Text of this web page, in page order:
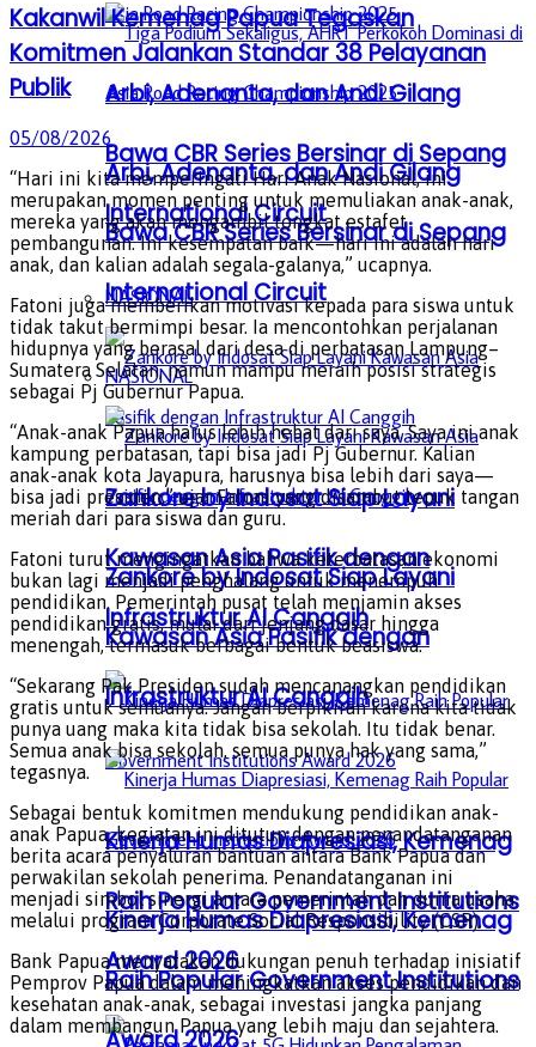
Arbi, Adenanta, dan Andi Gilang
Bawa CBR Series Bersinar di Sepang
International Circuit
NASIONAL
Zankore by Indosat Siap Layani
Kawasan Asia Pasifik dengan
Infrastruktur AI Canggih
Kinerja Humas Diapresiasi, Kemenag
Raih Popular Government Institutions
Award 2026
Arbi, Adenanta, dan Andi Gilang
Bawa CBR Series Bersinar di Sepang
International Circuit
NASIONAL
Zankore by Indosat Siap Layani
Kawasan Asia Pasifik dengan
Infrastruktur AI Canggih
Kinerja Humas Diapresiasi, Kemenag
Raih Popular Government Institutions
Award 2026
Kakanwil Kemenag Papua Tegaskan
Komitmen Jalankan Standar 38 Pelayanan
Publik
05/08/2026
“Hari ini kita memperingati Hari Anak Nasional, ini
merupakan momen penting untuk memuliakan anak-anak,
mereka yang akan mengambil tongkat estafet
pembangunan. Ini kesempatan baik—hari ini adalah hari
anak, dan kalian adalah segala-galanya,” ucapnya.
Fatoni juga memberikan motivasi kepada para siswa untuk
tidak takut bermimpi besar. Ia mencontohkan perjalanan
hidupnya yang berasal dari desa di perbatasan Lampung–
Sumatera Selatan, namun mampu meraih posisi strategis
sebagai Pj Gubernur Papua.
“Anak-anak Papua harus lebih hebat dari saya. Saya ini anak
kampung perbatasan, tapi bisa jadi Pj Gubernur. Kalian
anak-anak kota Jayapura, harusnya bisa lebih dari saya—
bisa jadi presiden,” ujar Fatoni yang disambut tepuk tangan
meriah dari para siswa dan guru.
Fatoni turut mengingatkan bahwa keterbatasan ekonomi
bukan lagi menjadi penghalang untuk menempuh
pendidikan. Pemerintah pusat telah menjamin akses
pendidikan gratis, mulai dari jenjang dasar hingga
menengah, termasuk berbagai bentuk beasiswa.
“Sekarang Pak Presiden sudah mencanangkan pendidikan
gratis untuk semuanya. Jangan berpikiran karena kita tidak
punya uang maka kita tidak bisa sekolah. Itu tidak benar.
Semua anak bisa sekolah, semua punya hak yang sama,”
tegasnya.
Sebagai bentuk komitmen mendukung pendidikan anak-
anak Papua, kegiatan ini ditutup dengan penandatanganan
berita acara penyaluran bantuan antara Bank Papua dan
perwakilan sekolah penerima. Penandatanganan ini
menjadi simbol sinergi antara pemerintah dan dunia usaha
melalui program Corporate Social Responsibility (CSR).
Bank Papua menyatakan dukungan penuh terhadap inisiatif
Pemprov Papua dalam meningkatkan akses pendidikan dan
kesehatan anak-anak, sebagai investasi jangka panjang
dalam membangun Papua yang lebih maju dan sejahtera.